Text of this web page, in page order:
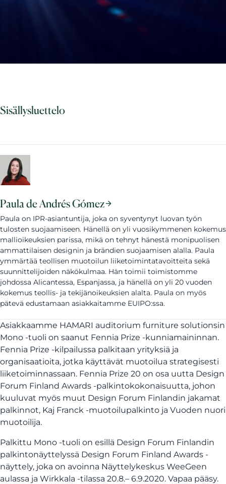
Sisällysluettelo
Paula de Andrés Gómez
Paula on IPR-asiantuntija, joka on syventynyt luovan työn
tulosten suojaamiseen. Hänellä on yli vuosikymmenen kokemus
mallioikeuksien parissa, mikä on tehnyt hänestä monipuolisen
ammattilaisen designin ja brändien suojaamisen alalla. Paula
ymmärtää teollisen muotoilun liiketoimintatavoitteita sekä
suunnittelijoiden näkökulmaa. Hän toimii toimistomme
johdossa Alicantessa, Espanjassa, ja hänellä on yli 20 vuoden
kokemus teollis- ja tekijänoikeuksien alalta. Paula on myös
pätevä edustamaan asiakkaitamme EUIPO:ssa.
Asiakkaamme HAMARI auditorium furniture solutionsin
Mono -tuoli on saanut Fennia Prize -kunniamaininnan.
Fennia Prize -kilpailussa palkitaan yrityksiä ja
organisaatioita, jotka käyttävät muotoilua strategisesti
liiketoiminnassaan. Fennia Prize 20 on osa uutta Design
Forum Finland Awards -palkintokokonaisuutta, johon
kuuluvat myös muut Design Forum Finlandin jakamat
palkinnot, Kaj Franck -muotoilupalkinto ja Vuoden nuori
muotoilija.
Palkittu Mono -tuoli on esillä Design Forum Finlandin
palkintonäyttelyssä Design Forum Finland Awards -
näyttely, joka on avoinna Näyttelykeskus WeeGeen
aulassa ja Wirkkala -tilassa 20.8.– 6.9.2020. Vapaa pääsy.